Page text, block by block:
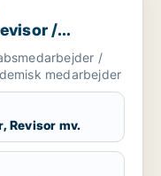
/
/
medarbejder
Revisor mv.